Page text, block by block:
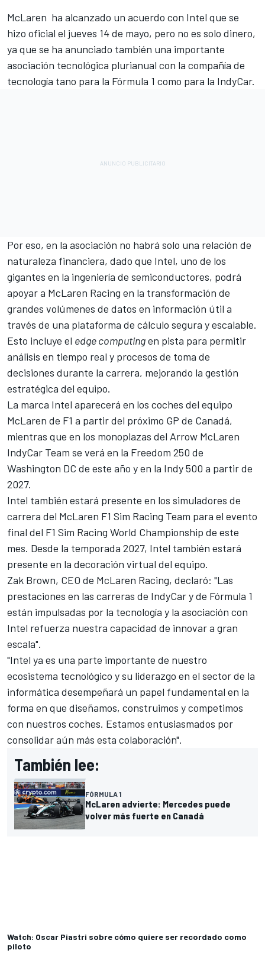
McLaren ha alcanzado un acuerdo con Intel que se
hizo oficial el jueves 14 de mayo, pero no es solo dinero,
ya que se ha anunciado también una importante
asociación tecnológica plurianual con la compañía de
tecnología tano para la Fórmula 1 como para la IndyCar.
Por eso, en la asociación no habrá solo una relación de
naturaleza financiera, dado que Intel, uno de los
gigantes en la ingeniería de semiconductores, podrá
apoyar a McLaren Racing en la transformación de
grandes volúmenes de datos en información útil a
través de una plataforma de cálculo segura y escalable.
Esto incluye el edge computingen pista para permitir
análisis en tiempo real y procesos de toma de
decisiones durante la carrera, mejorando la gestión
estratégica del equipo.
La marca Intel aparecerá en los coches del equipo
McLaren de F1 a partir del próximo GP de Canadá,
mientras que en los monoplazas del Arrow McLaren
IndyCar Team se verá en la Freedom 250 de
Washington DC de este año y en la Indy 500 a partir de
2027.
Intel también estará presente en los simuladores de
carrera del McLaren F1 Sim Racing Team para el evento
final del F1 Sim Racing World Championship de este
mes. Desde la temporada 2027, Intel también estará
presente en la decoración virtual del equipo.
Zak Brown, CEO de McLaren Racing, declaró: "Las
prestaciones en las carreras de IndyCar y de Fórmula 1
están impulsadas por la tecnología y la asociación con
Intel refuerza nuestra capacidad de innovar a gran
escala".
"Intel ya es una parte importante de nuestro
ecosistema tecnológico y su liderazgo en el sector de la
informática desempeñará un papel fundamental en la
forma en que diseñamos, construimos y competimos
con nuestros coches. Estamos entusiasmados por
consolidar aún más esta colaboración".
También lee:
FÓRMULA 1
McLaren advierte: Mercedes puede
volver más fuerte en Canadá
Watch: Oscar Piastri sobre cómo quiere ser recordado como
piloto